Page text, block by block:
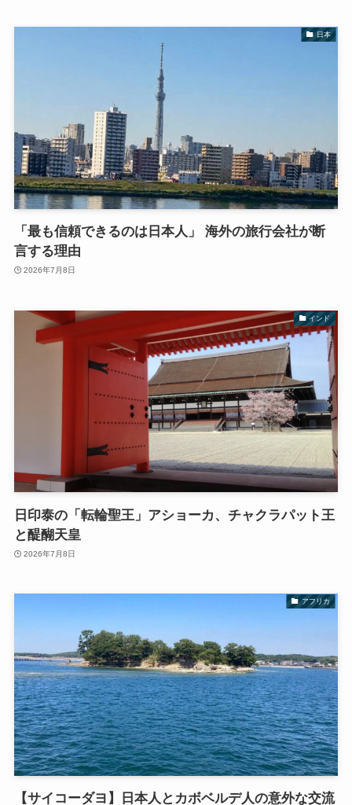
日本
「最も信頼できるのは日本人」 海外の旅行会社が断
言する理由
2026年7月8日
インド
日印泰の「転輪聖王」アショーカ、チャクラパット王
と醍醐天皇
2026年7月8日
アフリカ
【サイコーダヨ】日本人とカボベルデ人の意外な交流